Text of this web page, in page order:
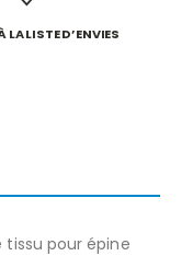
LA LISTE D’ENVIES
pour épine